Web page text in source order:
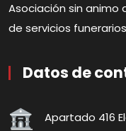
Asociación sin
de servicios
Datos de
Apartado 416